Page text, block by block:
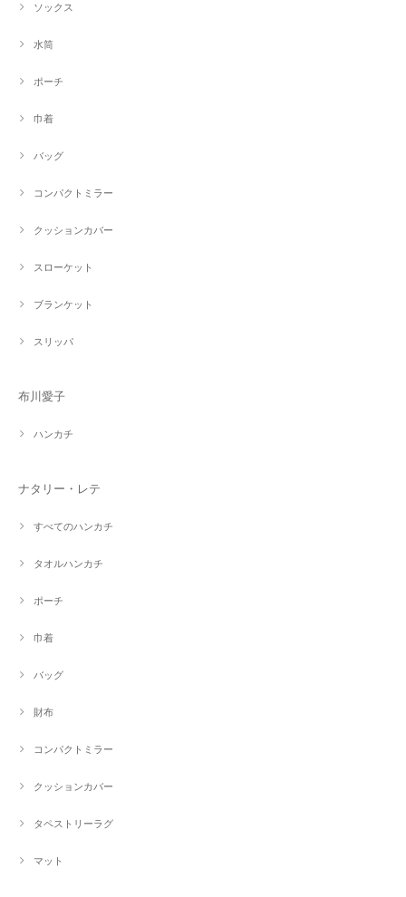
ソックス
水筒
ポーチ
巾着
バッグ
コンパクトミラー
クッションカバー
スローケット
ブランケット
スリッパ
布川愛子
ハンカチ
ナタリー・レテ
すべてのハンカチ
タオルハンカチ
ポーチ
巾着
バッグ
財布
コンパクトミラー
クッションカバー
タペストリーラグ
マット